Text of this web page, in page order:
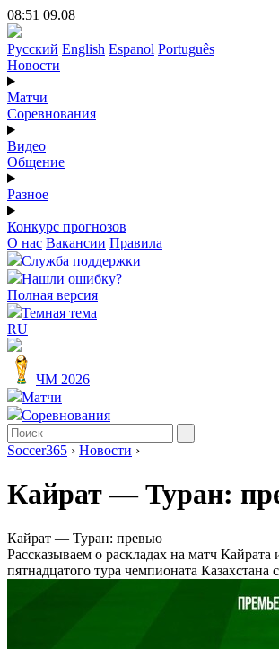
08:51 09.08
Русский English Espanol Português
Новости
Матчи
Соревнования
Видео
Общение
Разное
Конкурс прогнозов
О нас Вакансии Правила
Служба поддержки
Нашли ошибку?
Полная версия
Темная тема
RU
ЧМ 2026
Матчи
Соревнования
Soccer365 › Новости ›
Кайрат ― Туран:
Кайрат ― Туран: превью
Рассказываем о раскладах на матч Кайрата
пятнадцатого тура чемпионата Казахстана